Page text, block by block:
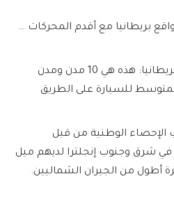
بريطانيا مع أقدم المحركات …
كشفت عواصم Banger في بريطانيا: هذه هي 10 مدن ومدن
​​للسيارة على الطريق
الوطنية من قبل
شرق وجنوب إنجلترا لديهم ميل
أطول من الجيران الشماليين.